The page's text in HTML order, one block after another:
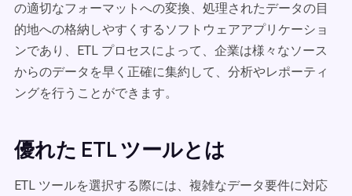
の適切なフォーマットへの変換、処理されたデータの目
的地への格納しやすくするソフトウェアアプリケーショ
ンであり、ETL プロセスによって、企業は様々なソース
からのデータを早く正確に集約して、分析やレポーティ
ングを行うことができます。
優れた ETL ツールとは
ETL ツールを選択する際には、複雑なデータ要件に対応